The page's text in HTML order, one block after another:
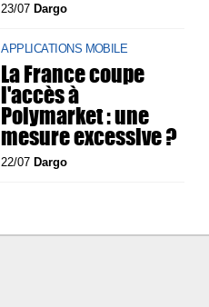
23/07Dargo
APPLICATIONS MOBILE
La France coupe
l'accès à
Polymarket : une
mesure excessive ?
22/07Dargo